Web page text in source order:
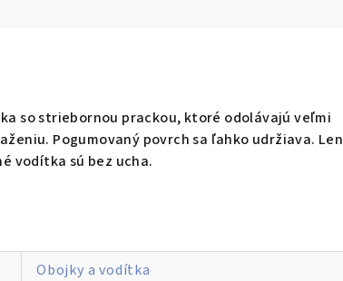
so striebornou prackou, ktoré odolávajú veľmi
Pogumovaný povrch sa ľahko udržiava. Len
vodítka sú bez ucha.
Obojky a vodítka